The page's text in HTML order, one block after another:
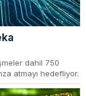
dahil 750
atmayı hedefliyor.